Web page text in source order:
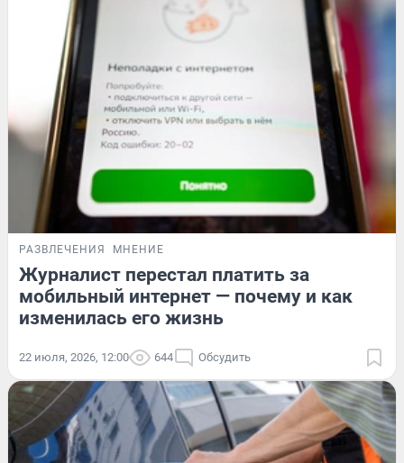
РАЗВЛЕЧЕНИЯ МНЕНИЕ
Журналист перестал платить за
мобильный интернет — почему и как
изменилась его жизнь
22 июля, 2026, 12:00 644 Обсудить